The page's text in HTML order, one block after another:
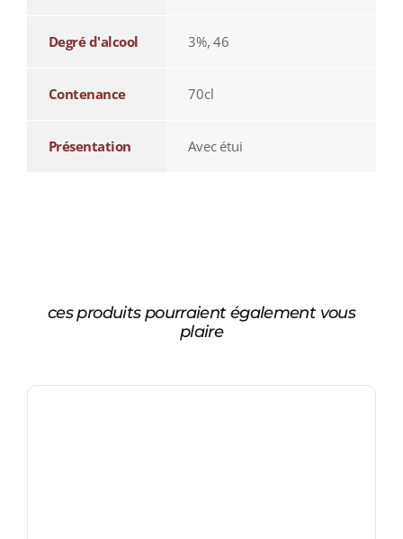
Degré d'alcool 3%, 46
Contenance 70cl
Présentation Avec étui
ces produits pourraient également vous
plaire